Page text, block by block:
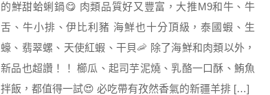
的鮮甜蛤蜊鍋😋 肉類品質好又豐富，大推M9和牛、牛
舌、牛小排、伊比利豬 海鮮也十分頂級，泰國蝦、生
蠔、翡翠螺、天使紅蝦、干貝🦐 除了海鮮和肉類以外，
新品也超讚！！ 櫛瓜、起司芋泥燒、乳酪一口酥、鮪魚
拌飯，都值得一試😍 必吃帶有孜然香氣的新疆羊排 […]